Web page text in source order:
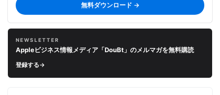
無料ダウンロード →
NEWSLETTER
Appleビジネス情報メディア「DouBt」のメルマガを無料購読
登録する→